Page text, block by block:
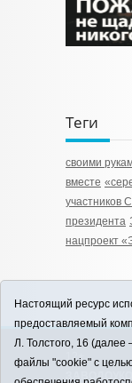
Теги
своими
вместе
участников
президента
нацпроект
12+
Настоящий ресурс
предоставляемый
Л. Толстого, 16
файлы "cookie" с